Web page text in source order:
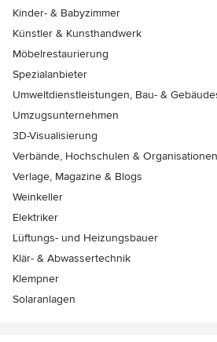
Kinder- & Babyzimmer
Künstler & Kunsthandwerk
Möbelrestaurierung
Spezialanbieter
Umweltdienstleistungen, Bau- &
Umzugsunternehmen
3D-Visualisierung
Verbände, Hochschulen & Organisationen
Verlage, Magazine & Blogs
Weinkeller
Elektriker
Lüftungs- und Heizungsbauer
Klär- & Abwassertechnik
Klempner
Solaranlagen